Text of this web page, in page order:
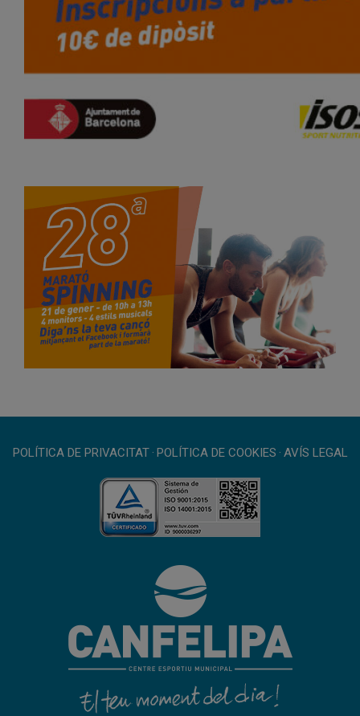
POLÍTICA DE PRIVACITAT · POLÍTICA DE COOKIES · AVÍS LEGAL